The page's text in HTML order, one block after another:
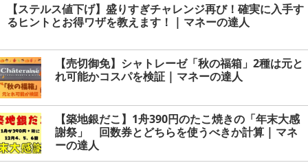
【ステルス値下げ】盛りすぎチャレンジ再び！確実に入手す
るヒントとお得ワザを教えます！ | マネーの達人
【売切御免】シャトレーゼ「秋の福箱」2種は元と
れ可能かコスパを検証 | マネーの達人
【築地銀だこ】1舟390円のたこ焼きの「年末大感
謝祭」 回数券とどちらを使うべきか計算 | マネ
ーの達人